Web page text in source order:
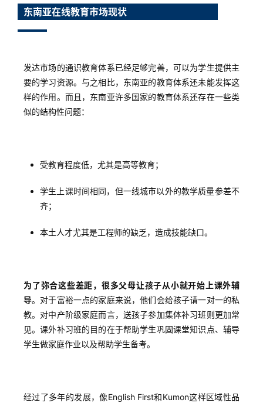
东南亚在线教育市场现状
发达市场的通识教育体系已经足够完善，可以为学生提供主
要的学习资源。与之相比，东南亚的教育体系还未能发挥这
样的作用。而且，东南亚许多国家的教育体系还存在一些类
似的结构性问题：
受教育程度低，尤其是高等教育；
学生上课时间相同，但一线城市以外的教学质量参差不
齐；
本土人才尤其是工程师的缺乏，造成技能缺口。
为了弥合这些差距，很多父母让孩子从小就开始上课外辅
导。对于富裕一点的家庭来说，他们会给孩子请一对一的私
教。对中产阶级家庭而言，送孩子参加集体补习班则更加常
见。课外补习班的目的在于帮助学生巩固课堂知识点、辅导
学生做家庭作业以及帮助学生备考。
经过了多年的发展，像English First和Kumon这样区域性品